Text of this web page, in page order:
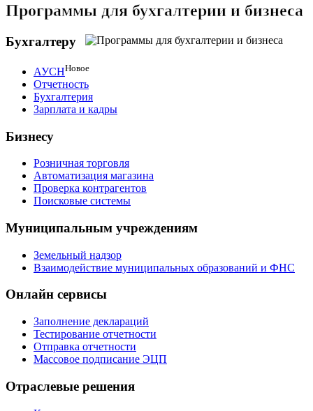
Программы для бухгалтерии и бизнеса
Бухгалтеру
АУСННовое
Отчетность
Бухгалтерия
Зарплата и кадры
Бизнесу
Розничная торговля
Автоматизация магазина
Проверка контрагентов
Поисковые системы
Муниципальным учреждениям
Земельный надзор
Взаимодействие муниципальных образований и ФНС
Онлайн сервисы
Заполнение деклараций
Тестирование отчетности
Отправка отчетности
Массовое подписание ЭЦП
Отраслевые решения